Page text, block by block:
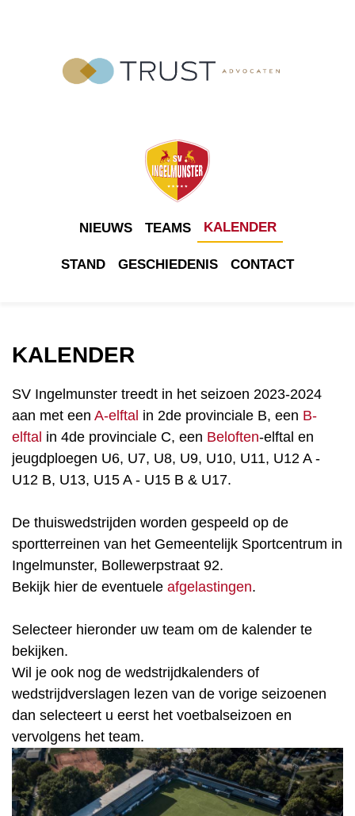
NIEUWS TEAMS KALENDER
STAND GESCHIEDENIS CONTACT
KALENDER
SV Ingelmunster treedt in het seizoen 2023-2024
aan met een A-elftal in 2de provinciale B, een B-
elftal in 4de provinciale C, een Beloften-elftal en
jeugdploegen U6, U7, U8, U9, U10, U11, U12 A -
U12 B, U13, U15 A - U15 B & U17.
De thuiswedstrijden worden gespeeld op de
sportterreinen van het Gemeentelijk Sportcentrum in
Ingelmunster, Bollewerpstraat 92.
Bekijk hier de eventuele afgelastingen.
Selecteer hieronder uw team om de kalender te
bekijken.
Wil je ook nog de wedstrijdkalenders of
wedstrijdverslagen lezen van de vorige seizoenen
dan selecteert u eerst het voetbalseizoen en
vervolgens het team.